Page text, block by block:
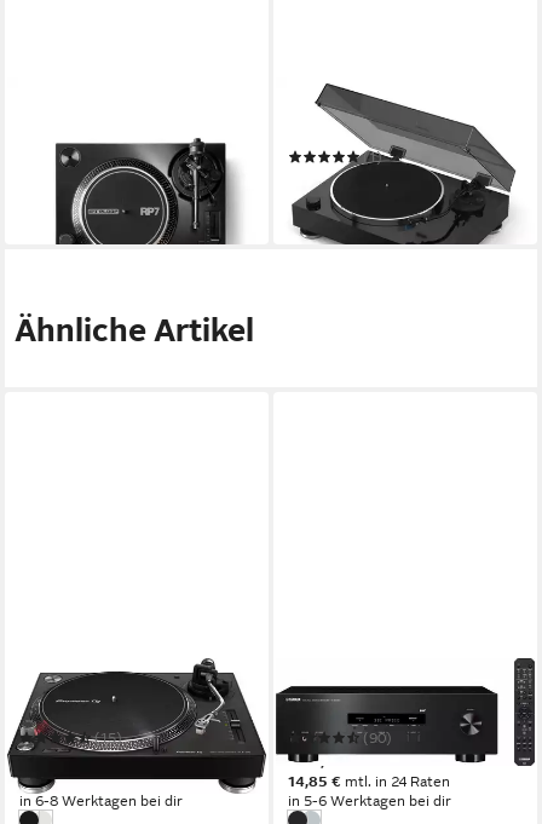
ab 571,32 €
16,59 € mtl. in 48 Raten
in 2-3 Werktagen bei dir
RELOOP®
Plattenspieler
(1)
1.186,92 €
34,46 €
mtl. in 48 Raten
in 2-3 Werktagen bei dir
Ähnliche Artikel
PIONEER DJ
PLX-500 Plattenspieler
(15)
499,00 €
17,90 €mtl. in 36 Raten
in 6-8 Werktagen bei dir
Yamaha R-S202D Verstärker
(90)
299,00 €
14,85 € mtl. in 24 Raten
in 5-6 Werktagen bei dir